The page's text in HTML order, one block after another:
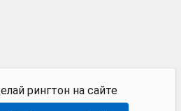
рингтон на сайте